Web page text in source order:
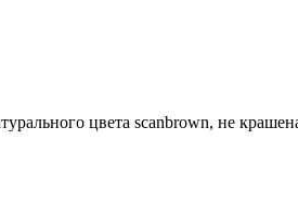
цвета scanbrown, не